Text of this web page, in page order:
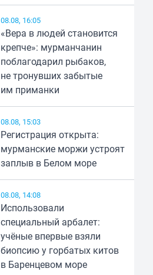
08.08, 16:05
«Вера в людей становится
крепче»: мурманчанин
поблагодарил рыбаков,
не тронувших забытые
им приманки
08.08, 15:03
Регистрация открыта:
мурманские моржи устроят
заплыв в Белом море
08.08, 14:08
Использовали
специальный арбалет:
учёные впервые взяли
биопсию у горбатых китов
в Баренцевом море